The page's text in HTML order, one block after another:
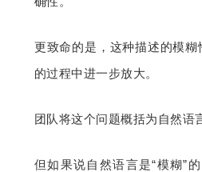
更致命的是，这种描述的模
的过程中进一步放大。
团队将这个问题概括为自然语
但如果说自然语言是“模糊”